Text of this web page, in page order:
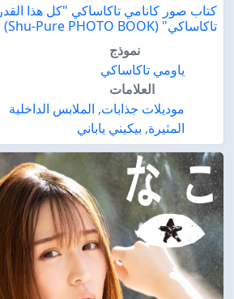
كتاب صور كانامي تاكاساكي "كل هذا
تاكاساكي" (Shu-Pure PHOTO BOOK)
نموذج
ياومي تاكاساكي
العلامات
موديلات جذابات, الملابس الداخلية
المثيرة, بيكيني ياباني